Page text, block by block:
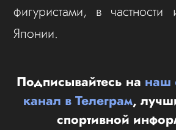
фигуристами, в
Японии.
Подписывайтесь на наш
канал в Телеграм,
спортивной